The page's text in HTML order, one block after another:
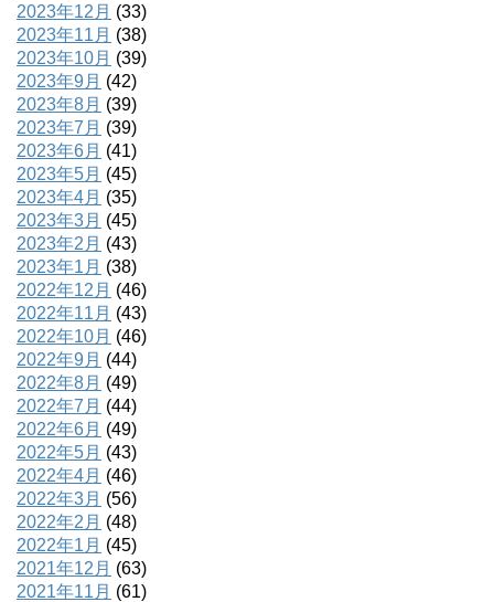
2023年12月 (33)
2023年11月 (38)
2023年10月 (39)
2023年9月 (42)
2023年8月 (39)
2023年7月 (39)
2023年6月 (41)
2023年5月 (45)
2023年4月 (35)
2023年3月 (45)
2023年2月 (43)
2023年1月 (38)
2022年12月 (46)
2022年11月 (43)
2022年10月 (46)
2022年9月 (44)
2022年8月 (49)
2022年7月 (44)
2022年6月 (49)
2022年5月 (43)
2022年4月 (46)
2022年3月 (56)
2022年2月 (48)
2022年1月 (45)
2021年12月 (63)
2021年11月 (61)